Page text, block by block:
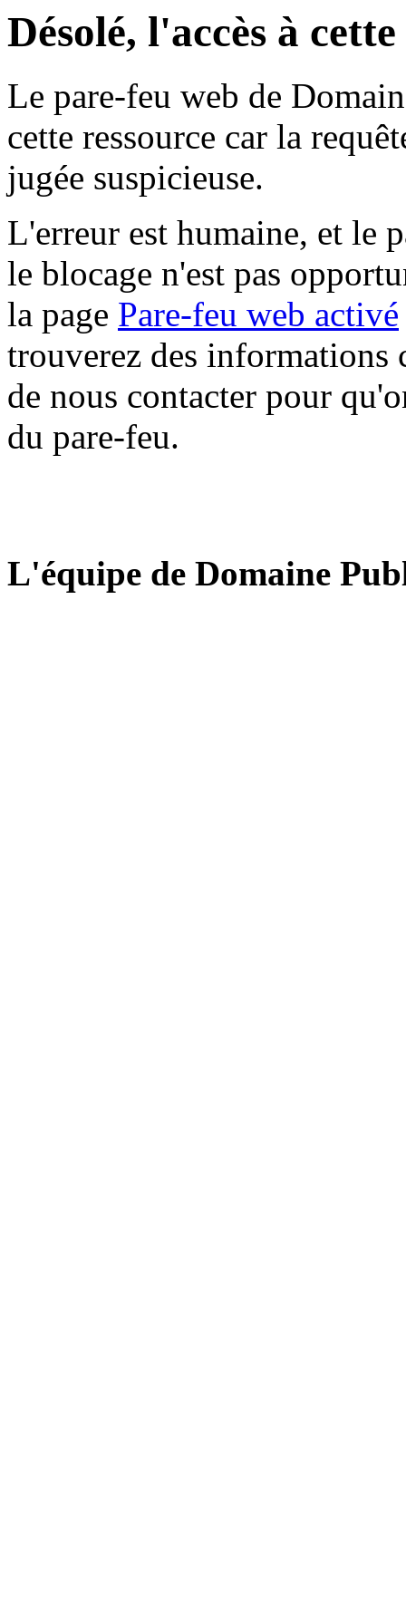
Désolé, l'accès à
Le pare-feu web de
cette ressource car la
jugée suspicieuse.
L'erreur est humaine, et le
le blocage n'est pas
la page Pare-feu web activé
trouverez des informations
de nous contacter pour
du pare-feu.
L'équipe de Domaine